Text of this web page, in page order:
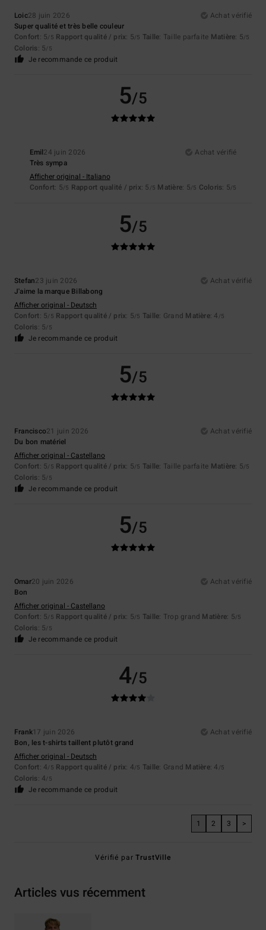
Loic28 juin 2026
Achat vérifié
Super qualité et très belle couleur
Confort: 5/5 Rapport qualité / prix: 5/5 Taille: Taille parfaite Matière: 5/5
Coloris: 5/5
Je recommande ce produit
5/5
Emil24 juin 2026
Achat vérifié
Très sympa
Afficher original - Italiano
Confort: 5/5 Rapport qualité / prix: 5 /5 Matière: 5/5 Coloris: 5/5
5/5
Stefan23 juin 2026
Achat vérifié
J'aime la marque Billabong
Afficher original - Deutsch
Confort: 5/5 Rapport qualité / prix: 5/5 Taille: Grand Matière: 4 /5
Coloris: 5/5
Je recommande ce produit
5/5
Francisco21 juin 2026
Achat vérifié
Du bon matériel
Afficher original - Castellano
Confort: 5/5 Rapport qualité / prix: 5/5 Taille: Taille parfaite Matière: 5/5
Coloris: 5/5
Je recommande ce produit
5/5
Omar20 juin 2026
Achat vérifié
Bon
Afficher original - Castellano
Confort: 5/5 Rapport qualité / prix: 5/5 Taille: Trop grand Matière: 5/5
Coloris: 5/5
Je recommande ce produit
4/5
Frank17 juin 2026
Achat vérifié
Bon, les t-shirts taillent plutôt grand
Afficher original - Deutsch
Confort: 4/5 Rapport qualité / prix: 4/5 Taille: Grand Matière: 4 /5
Coloris: 4/5
Je recommande ce produit
1 2 3 >
Vérifié parTrustVille
Articles vus récemment